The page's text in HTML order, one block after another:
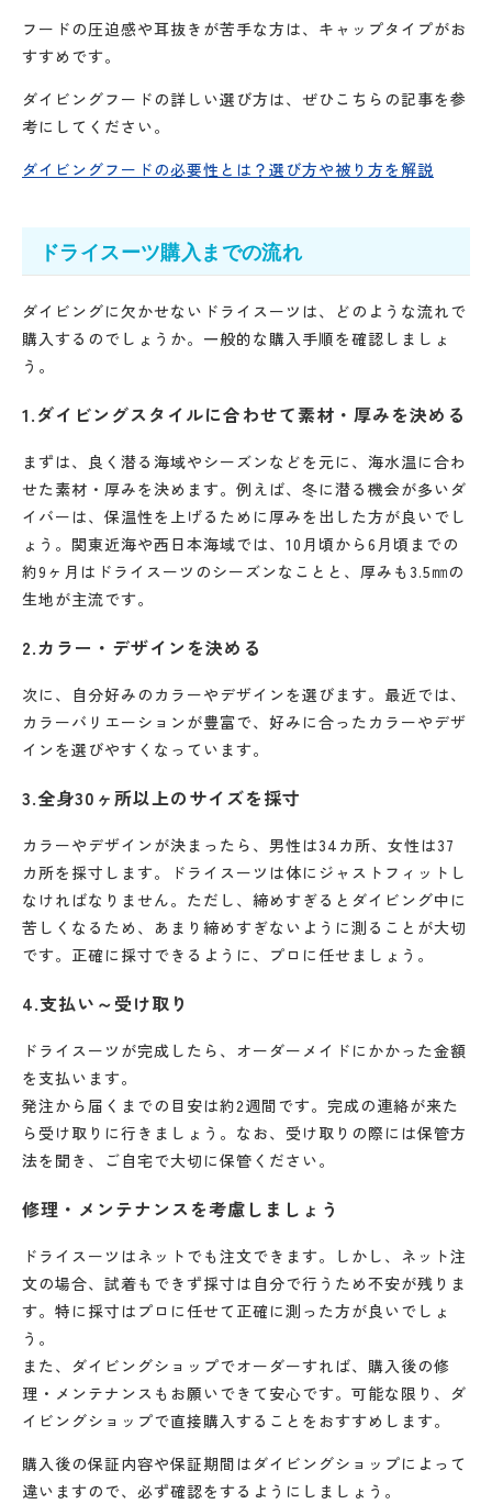
フードの圧迫感や耳抜きが苦手な方は、キャップタイプがお
すすめです。
ダイビングフードの詳しい選び方は、ぜひこちらの記事を参
考にしてください。
ダイビングフードの必要性とは？選び方や被り方を解説
ドライスーツ購入までの流れ
ダイビングに欠かせないドライスーツは、どのような流れで
購入するのでしょうか。一般的な購入手順を確認しましょ
う。
1.ダイビングスタイルに合わせて素材・厚みを決める
まずは、良く潜る海域やシーズンなどを元に、海水温に合わ
せた素材・厚みを決めます。例えば、冬に潜る機会が多いダ
イバーは、保温性を上げるために厚みを出した方が良いでし
ょう。関東近海や西日本海域では、10月頃から6月頃までの
約9ヶ月はドライスーツのシーズンなことと、厚みも3.5㎜の
生地が主流です。
2.カラー・デザインを決める
次に、自分好みのカラーやデザインを選びます。最近では、
カラーバリエーションが豊富で、好みに合ったカラーやデザ
インを選びやすくなっています。
3.全身30ヶ所以上のサイズを採寸
カラーやデザインが決まったら、男性は34カ所、女性は37
カ所を採寸します。ドライスーツは体にジャストフィットし
なければなりません。ただし、締めすぎるとダイビング中に
苦しくなるため、あまり締めすぎないように測ることが大切
です。正確に採寸できるように、プロに任せましょう。
4.支払い～受け取り
ドライスーツが完成したら、オーダーメイドにかかった金額
を支払います。
発注から届くまでの目安は約2週間です。完成の連絡が来た
ら受け取りに行きましょう。なお、受け取りの際には保管方
法を聞き、ご自宅で大切に保管ください。
修理・メンテナンスを考慮しましょう
ドライスーツはネットでも注文できます。しかし、ネット注
文の場合、試着もできず採寸は自分で行うため不安が残りま
す。特に採寸はプロに任せて正確に測った方が良いでしょ
う。
また、ダイビングショップでオーダーすれば、購入後の修
理・メンテナンスもお願いできて安心です。可能な限り、ダ
イビングショップで直接購入することをおすすめします。
購入後の保証内容や保証期間はダイビングショップによって
違いますので、必ず確認をするようにしましょう。